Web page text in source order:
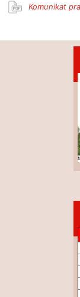
Komunikat